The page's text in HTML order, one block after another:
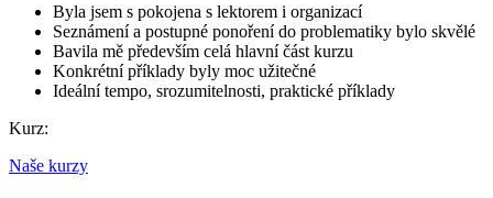
Byla jsem s pokojena s lektorem i organizací
Seznámení a postupné ponoření do problematiky bylo skvělé
Bavila mě především celá hlavní část kurzu
Konkrétní příklady byly moc užitečné
Ideální tempo, srozumitelnosti, praktické příklady
Kurz:
Naše kurzy